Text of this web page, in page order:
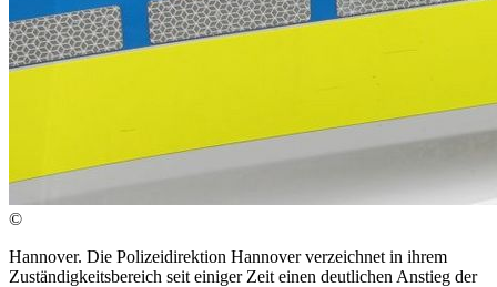
©
Hannover. Die Polizeidirektion Hannover verzeichnet in ihrem
Zuständigkeitsbereich seit einiger Zeit einen deutlichen Anstieg der